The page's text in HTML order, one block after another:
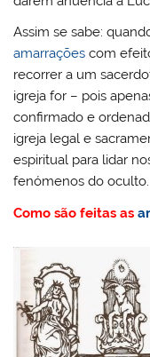
Assim se sabe:
amarrações com
recorrer a um
igreja for – pois
confirmado e
igreja legal e
espiritual para lidar
fenómenos do oculto.
Como são feitas as